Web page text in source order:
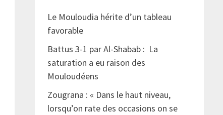
Le Mouloudia hérite d’un tableau
favorable
Battus 3-1 par Al-Shabab : La
saturation a eu raison des
Mouloudéens
Zougrana : « Dans le haut niveau,
lorsqu’on rate des occasions on se